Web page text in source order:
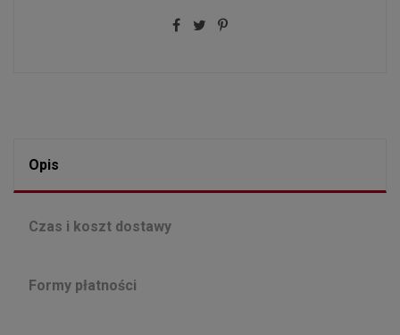
Opis
Czas i koszt dostawy
Formy płatności